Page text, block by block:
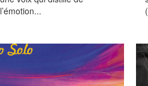
l’émotion...